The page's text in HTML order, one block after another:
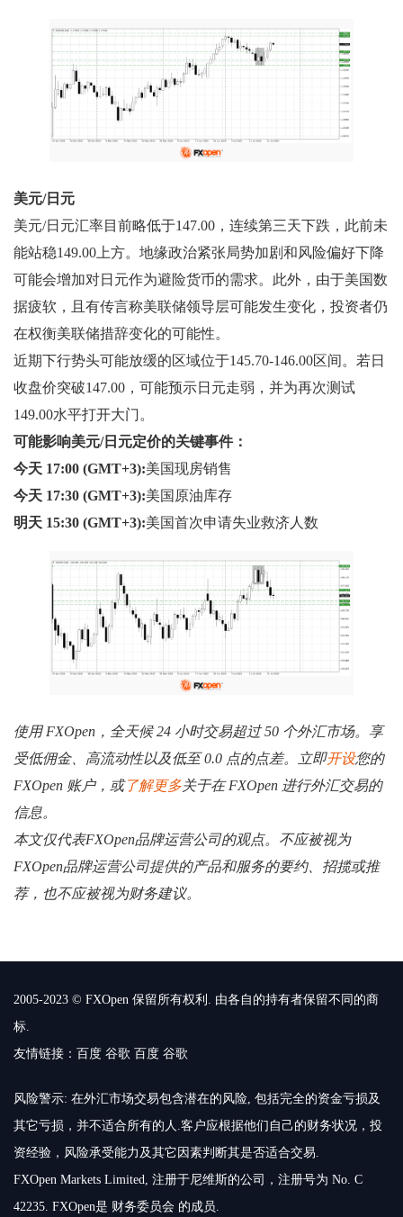
美元/日元
美元/日元汇率目前略低于147.00，连续第三天下跌，此前未
能站稳149.00上方。地缘政治紧张局势加剧和风险偏好下降
可能会增加对日元作为避险货币的需求。此外，由于美国数
据疲软，且有传言称美联储领导层可能发生变化，投资者仍
在权衡美联储措辞变化的可能性。
近期下行势头可能放缓的区域位于145.70-146.00区间。若日
收盘价突破147.00，可能预示日元走弱，并为再次测试
149.00水平打开大门。
可能影响美元/日元定价的关键事件：
今天 17:00 (GMT+3):美国现房销售
今天 17:30 (GMT+3):美国原油库存
明天 15:30 (GMT+3):美国首次申请失业救济人数
使用 FXOpen，全天候 24 小时交易超过 50 个外汇市场。享
受低佣金、高流动性以及低至 0.0 点的点差。立即开设您的
FXOpen 账户，或了解更多关于在 FXOpen 进行外汇交易的
信息。
本文仅代表FXOpen品牌运营公司的观点。不应被视为
FXOpen品牌运营公司提供的产品和服务的要约、招揽或推
荐，也不应被视为财务建议。
2005-2023 © FXOpen 保留所有权利. 由各自的持有者保留不同的商
标.
友情链接： 百度 谷歌 百度 谷歌
风险警示: 在外汇市场交易包含潜在的风险, 包括完全的资金亏损及
其它亏损，并不适合所有的人.客户应根据他们自己的财务状况，投
资经验，风险承受能力及其它因素判断其是否适合交易.
FXOpen Markets Limited, 注册于尼维斯的公司，注册号为 No. C
42235. FXOpen是 财务委员会 的成员.